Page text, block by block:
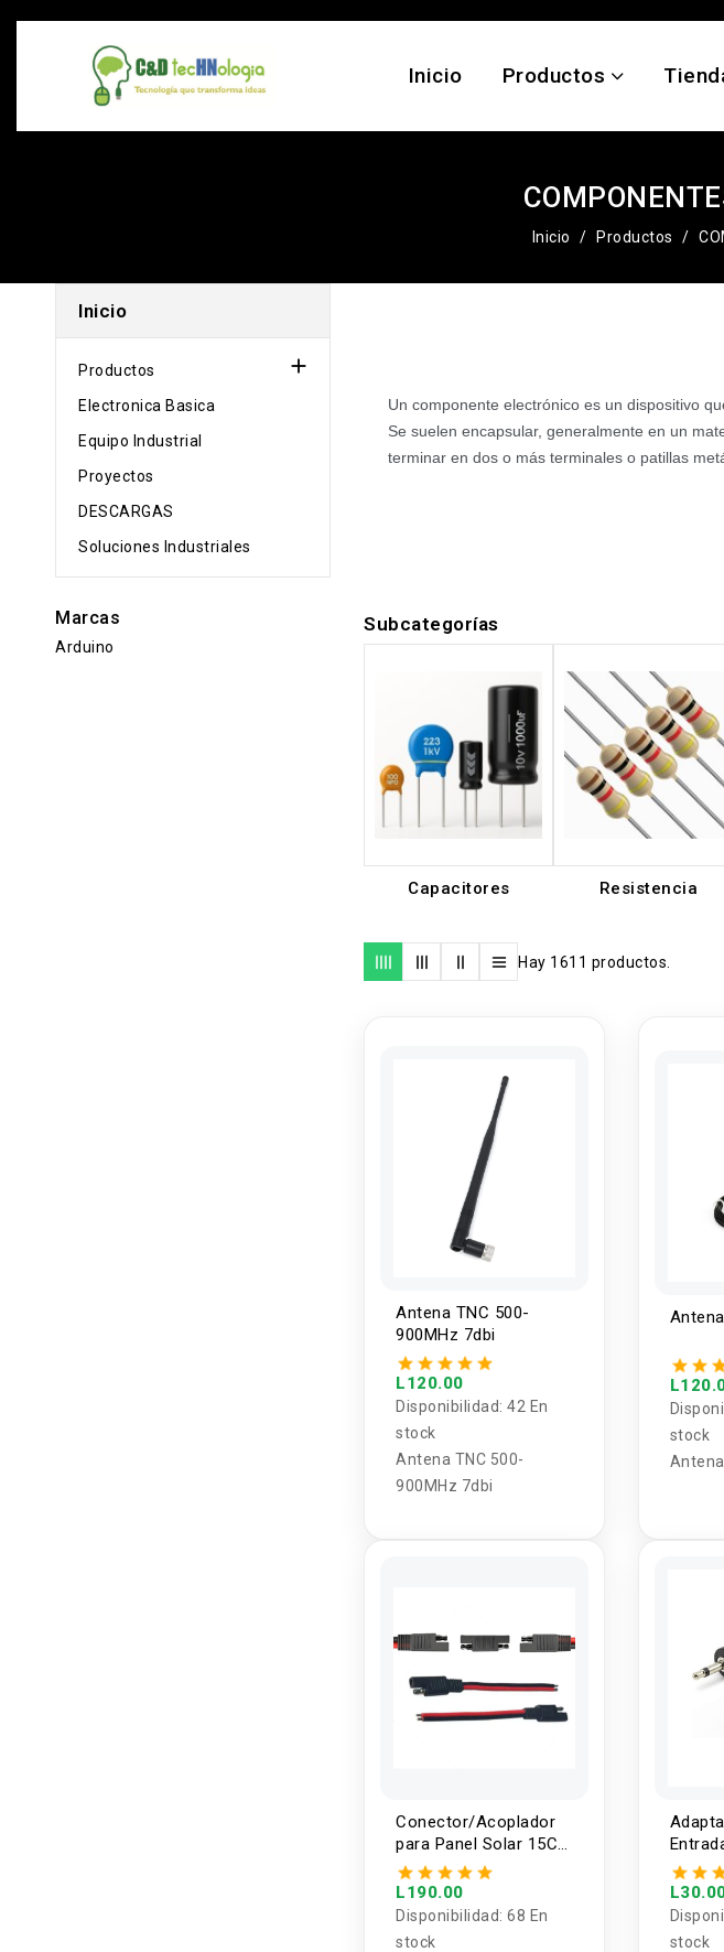
Inicio Productos
Inicio Productos
Inicio
Productos 
Electronica Basica
Equipo Industrial
Proyectos
DESCARGAS
Soluciones Industriales
Marcas
Arduino
Un componente electrónico es un dispositivo
Se suelen encapsular, generalmente en un
terminar en dos o más terminales o patillas
Subcategorías
Capacitores Resistencia
Hay 1611 productos.
Antena TNC 500-
900MHz 7dbi
L120.00
Disponibilidad:42 En
stock
Antena TNC 500-
900MHz 7dbi
stock
Conector/Acoplador
para Panel Solar 15CM
14AWG SAE-054
L190.00
Disponibilidad:68 En
stock
macho
mono
stock